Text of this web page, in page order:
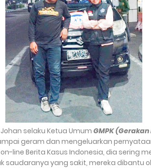
selaku Ketua Umum GMPK
geram dan mengeluarkan
line Berita Kasus Indonesia, dia sering
saudaranya yang sakit, mereka dibantu